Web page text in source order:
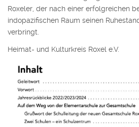
Roxeler, der nach einer erfolgreichen
indopazifischen Raum seinen
verbringt.
Heimat- und Kulturkreis Roxel e.V.